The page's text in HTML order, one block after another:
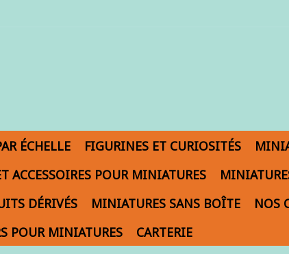
ÉCHELLE FIGURINES ET CURIOSITÉS
ACCESSOIRES POUR MINIATURES
DÉRIVÉS
MINIATURES SANS BOÎTE NOS
POUR MINIATURES
CARTERIE